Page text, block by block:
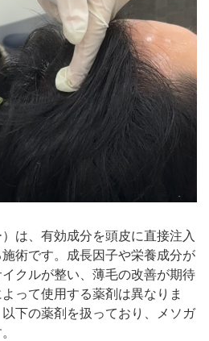
は、有効成分を頭皮に直接注入
術です。成長因子や栄養成分が
クルが整い、薄毛の改善が期待
って使用する薬剤は異なりま
下の薬剤を扱っており、メソガ